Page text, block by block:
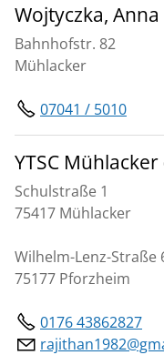
Wojtyczka, Anna
Bahnhofstr. 82
Mühlacker
07041 / 5010
YTSC
Schulstraße 1
75417 Mühlacker
Wilhelm-Lenz-Straße
75177 Pforzheim
0176 43862827